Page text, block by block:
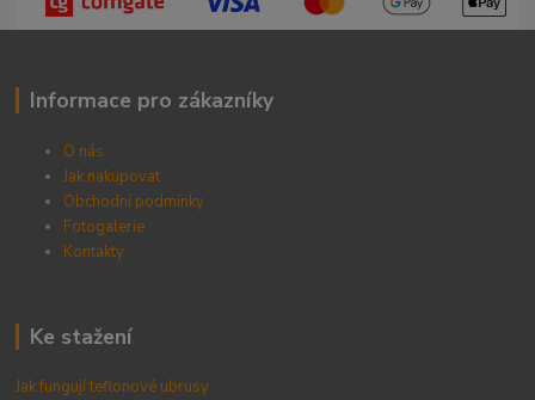
Informace pro zákazníky
O nás
Jak nakupovat
Obchodní podmínky
Fotogalerie
Kontakty
Ke stažení
Jak fungují teflonové ubrusy